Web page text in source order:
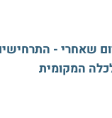
שאחרי -
המקומית